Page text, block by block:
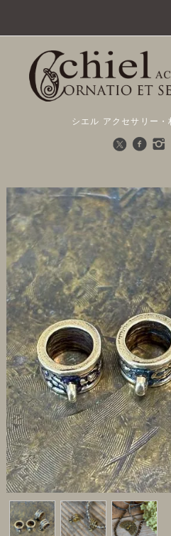
シエル アクセサリー